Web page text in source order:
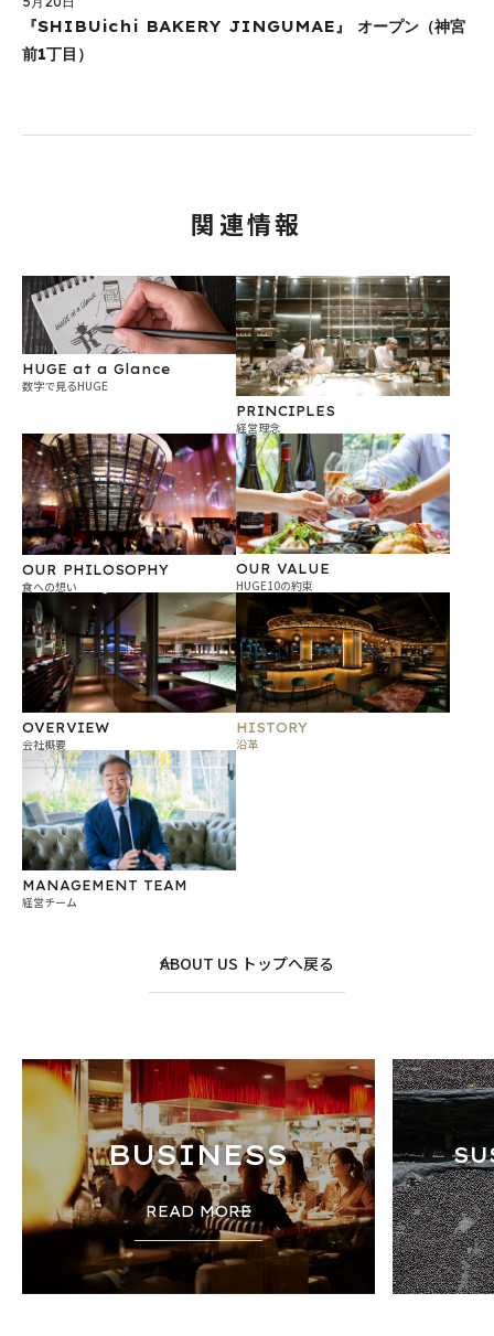
『SHIBUichi BAKERY JINGUMAE』 オープン（神宮
前1丁目）
関連情報
HUGE at a Glance
数字で見るHUGE
PRINCIPLES
経営理念
OUR PHILOSOPHY
食への想い
OUR VALUE
HUGE10の約束
OVERVIEW
会社概要
HISTORY
沿革
MANAGEMENT TEAM
経営チーム
ABOUT US トップへ戻る
BUSINESS
READ MORE